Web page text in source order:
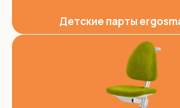
Детские парты